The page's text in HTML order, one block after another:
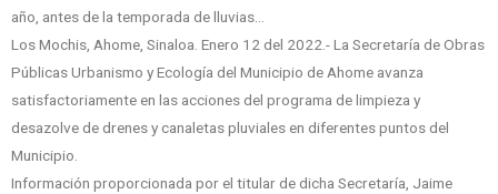
año, antes de la temporada de lluvias…
Los Mochis, Ahome, Sinaloa. Enero 12 del 2022.- La Secretaría de Obras
Públicas Urbanismo y Ecología del Municipio de Ahome avanza
satisfactoriamente en las acciones del programa de limpieza y
desazolve de drenes y canaletas pluviales en diferentes puntos del
Municipio.
Información proporcionada por el titular de dicha Secretaría, Jaime